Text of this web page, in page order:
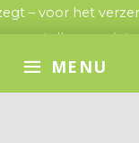
MENU
– voor het
en stellen ze níet